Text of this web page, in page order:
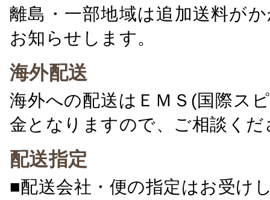
離島・一部地域は追加送料が
お知らせします。
海外配送
海外への配送はＥＭＳ(国際ス
金となりますので、ご相談くだ
配送指定
■配送会社・便の指定はお受け